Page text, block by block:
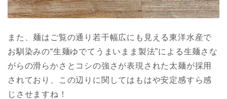
また、麺はご覧の通り若干幅広にも見える東洋水産で
お馴染みの“生麺ゆでてうまいまま製法”による生麺さな
がらの滑らかさとコシの強さが表現された太麺が採用
されており、この辺りに関してはもはや安定感すら感
じさせますね！